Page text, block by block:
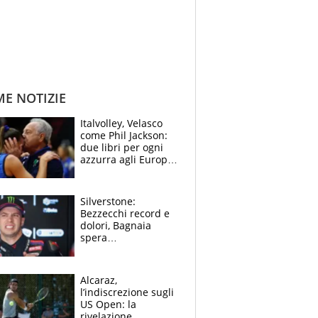
NOTIZIE
Italvolley, Velasco
come Phil Jackson:
due libri per ogni
azzurra agli Europei.
Silverstone:
Bezzecchi record e
dolori, Bagnaia
spera
e vota Aprilia
Alcaraz,
l’indiscrezione sugli
US Open: la